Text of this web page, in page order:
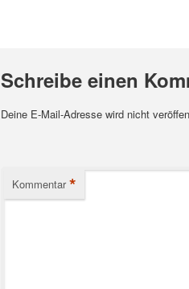
Schreibe einen
Deine E-Mail-Adresse wird nicht
Kommentar *